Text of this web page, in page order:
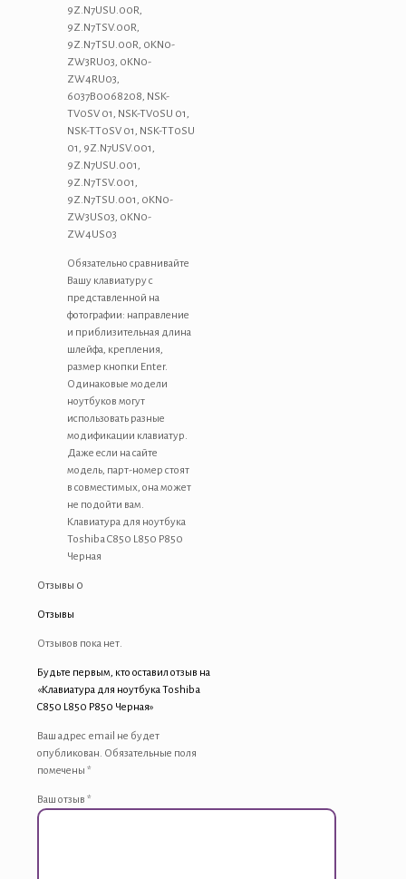
9Z.N7USU.00R,
9Z.N7TSV.00R,
9Z.N7TSU.00R, 0KN0-
ZW3RU03, 0KN0-
ZW4RU03,
6037B0068208, NSK-
TV0SV 01, NSK-TV0SU 01,
NSK-TT0SV 01, NSK-TT0SU
01, 9Z.N7USV.001,
9Z.N7USU.001,
9Z.N7TSV.001,
9Z.N7TSU.001, 0KN0-
ZW3US03, 0KN0-
ZW4US03
Обязательно сравнивайте
Вашу клавиатуру с
представленной на
фотографии: направление
и приблизительная длина
шлейфа, крепления,
размер кнопки Enter.
Одинаковые модели
ноутбуков могут
использовать разные
модификации клавиатур.
Даже если на сайте
модель, парт-номер стоят
в совместимых, она может
не подойти вам.
Клавиатура для ноутбука
Toshiba C850 L850 P850
Черная
Отзывы 0
Отзывы
Отзывов пока нет.
Будьте первым, кто оставил отзыв на
«Клавиатура для ноутбука Toshiba
C850 L850 P850 Черная»
Ваш адрес email не будет
опубликован. Обязательные поля
помечены *
Ваш отзыв *